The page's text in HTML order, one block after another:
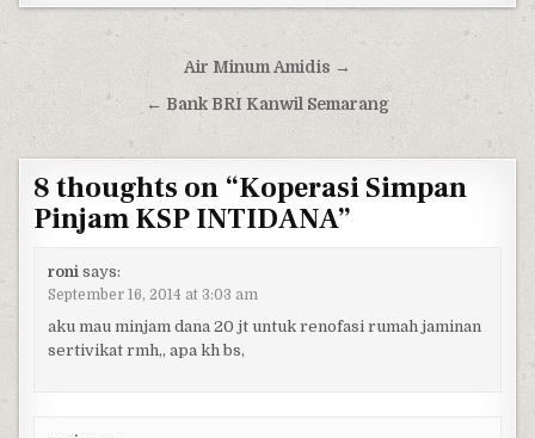
Post navigationAir Minum Amidis →
← Bank BRI Kanwil Semarang
8 thoughts on “Koperasi Simpan
Pinjam KSP INTIDANA”
roni says:
September 16, 2014 at 3:03 am
aku mau minjam dana 20 jt untuk renofasi rumah jaminan
sertivikat rmh,, apa kh bs,